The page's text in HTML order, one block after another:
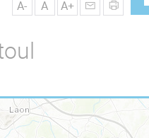
A- A A+